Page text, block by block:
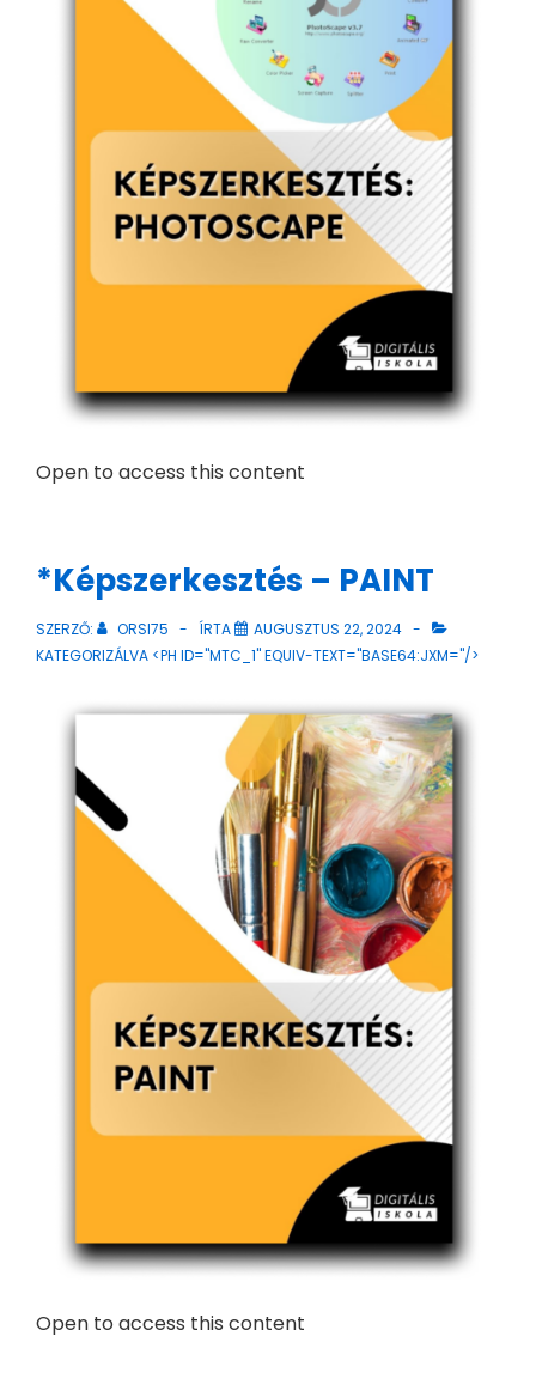
Open to access this content
*Képszerkesztés – PAINT
SZERZŐ: ORSI75 ÍRTA
AUGUSZTUS 22, 2024
KATEGORIZÁLVA <PH ID="MTC_1" EQUIV-TEXT="BASE64:JXM="/>
Open to access this content